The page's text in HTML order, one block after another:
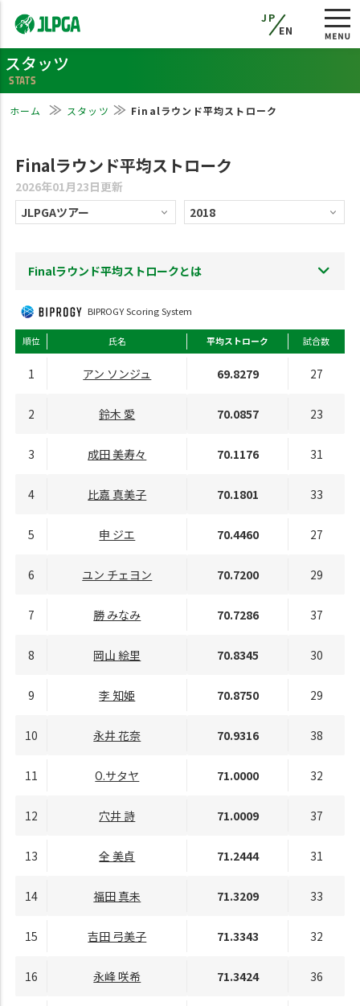
JP
EN
スタッツ
STATS
ホーム スタッツ Finalラウンド平均ストローク
Finalラウンド平均ストローク
2026年01月23日更新
Finalラウンド平均ストロークとは
BIPROGY Scoring System
順位 氏名 平均ストローク 試合数
1 アン ソンジュ 69.8279 27
2 鈴木 愛 70.0857 23
3 成田 美寿々 70.1176 31
4 比嘉 真美子 70.1801 33
5 申 ジエ 70.4460 27
6 ユン チェヨン 70.7200 29
7 勝 みなみ 70.7286 37
8 岡山 絵里 70.8345 30
9 李 知姫 70.8750 29
10 永井 花奈 70.9316 38
11 O.サタヤ 71.0000 32
12 穴井 詩 71.0009 37
13 全 美貞 71.2444 31
14 福田 真未 71.3209 33
15 吉田 弓美子 71.3343 32
16 永峰 咲希 71.3424 36